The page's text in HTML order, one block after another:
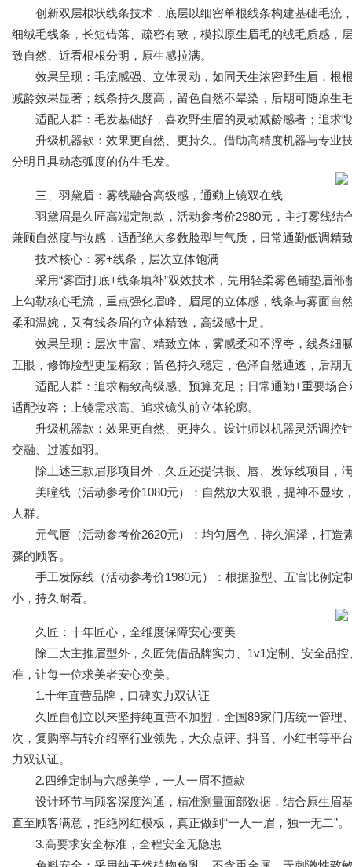
创新双层根状线条技术，底层以细密单根线条构建基础毛流
细绒毛线条，长短错落、疏密有致，模拟原生眉毛的绒毛质感，
致自然、近看根根分明，原生感拉满。
效果呈现：毛流感强、立体灵动，如同天生浓密野生眉，根
减龄效果显著；线条持久度高，留色自然不晕染，后期可随原生
适配人群：毛发基础好，喜欢野生眉的灵动减龄感者；追求“
升级机器款：效果更自然、更持久。借助高精度机器与专业
分明且具动态弧度的仿生毛发。
三、羽黛眉：雾线融合高级感，通勤上镜双在线
羽黛眉是久匠高端定制款，活动参考价2980元，主打雾线结
兼顾自然度与妆感，适配绝大多数脸型与气质，日常通勤低调精
技术核心：雾+线条，层次立体饱满
采用“雾面打底+线条填补”双效技术，先用轻柔雾色铺垫眉部
上勾勒核心毛流，重点强化眉峰、眉尾的立体感，线条与雾面
柔和温婉，又有线条眉的立体精致，高级感十足。
效果呈现：层次丰富、精致立体，雾感柔和不浮夸，线条细
五眼，修饰脸型更显精致；留色持久稳定，色泽自然通透，后期
适配人群：追求精致高级感、预算充足；日常通勤+重要场合
适配妆容；上镜需求高、追求镜头前立体轮廓。
升级机器款：效果更自然、更持久。设计师以机器灵活调控
交融、过渡如羽。
除上述三款眉形项目外，久匠还提供眼、唇、发际线项目，
美瞳线（活动参考价1080元）：自然放大双眼，提神不显妆
人群。
元气唇（活动参考价2620元）：均匀唇色，持久润泽，打造
骤的顾客。
手工发际线（活动参考价1980元）：根据脸型、五官比例定
小，持久耐看。
久匠：十年匠心，全维度保障安心变美
除三大主推眉型外，久匠凭借品牌实力、1v1定制、安全品控
准，让每一位求美者安心变美。
1.十年直营品牌，口碑实力双认证
久匠自创立以来坚持纯直营不加盟，全国89家门店统一管理
次，复购率与转介绍率行业领先，大众点评、抖音、小红书等
力双认证。
2.四维定制与六感美学，一人一眉不撞款
设计环节与顾客深度沟通，精准测量面部数据，结合原生眉
直至顾客满意，拒绝网红模板，真正做到“一人一眉，独一无二”。
3.高要求安全标准，全程安全无隐患